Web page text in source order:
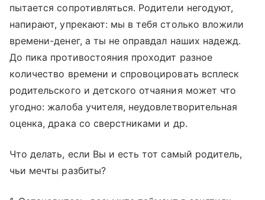
пытается сопротивляться. Родители негодуют,
напирают, упрекают: мы в тебя столько вложили
времени-денег, а ты не оправдал наших надежд.
До пика противостояния проходит разное
количество времени и спровоцировать всплеск
родительского и детского отчаяния может что
угодно: жалоба учителя, неудовлетворительная
оценка, драка со сверстниками и др.
Что делать, если Вы и есть тот самый родитель,
чьи мечты разбиты?